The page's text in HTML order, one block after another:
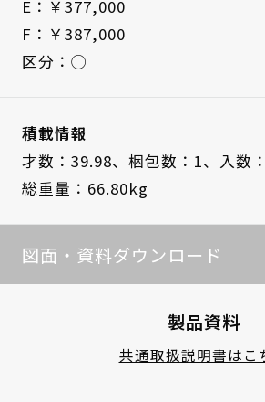
E：￥377,000
F：￥387,000
区分：◯
積載情報
才数：39.98、 梱包数：1、 入数
総重量：66.80kg
図面・資料ダウンロード
製品資料
共通取扱説明書はこ